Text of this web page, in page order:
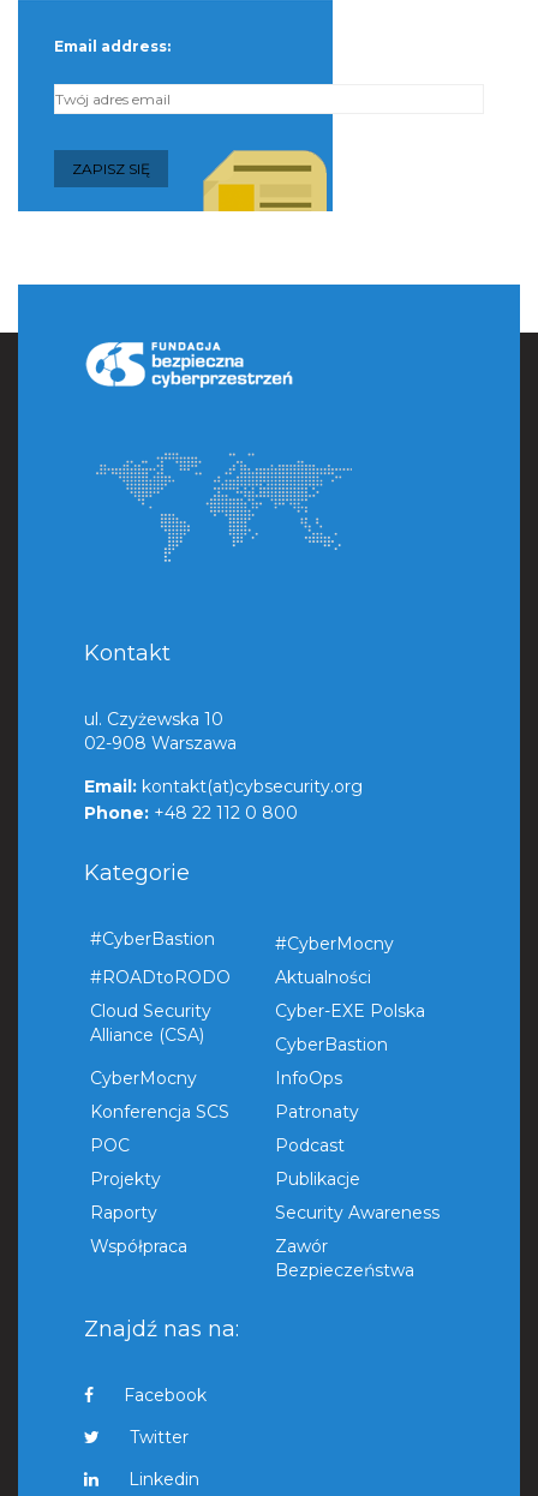
Email address:
Kontakt
ul. Czyżewska 10
02-908 Warszawa
Email: kontakt(at)cybsecurity.org
Phone: +48 22 112 0 800
Kategorie
#CyberBastion
#CyberMocny
#ROADtoRODO
Aktualności
Cloud Security
Alliance (CSA)
Cyber-EXE Polska
CyberBastion
CyberMocny
InfoOps
Konferencja SCS
Patronaty
POC
Podcast
Projekty
Publikacje
Raporty
Security Awareness
Współpraca
Zawór
Bezpieczeństwa
Znajdź nas na:
Facebook
Twitter
Linkedin